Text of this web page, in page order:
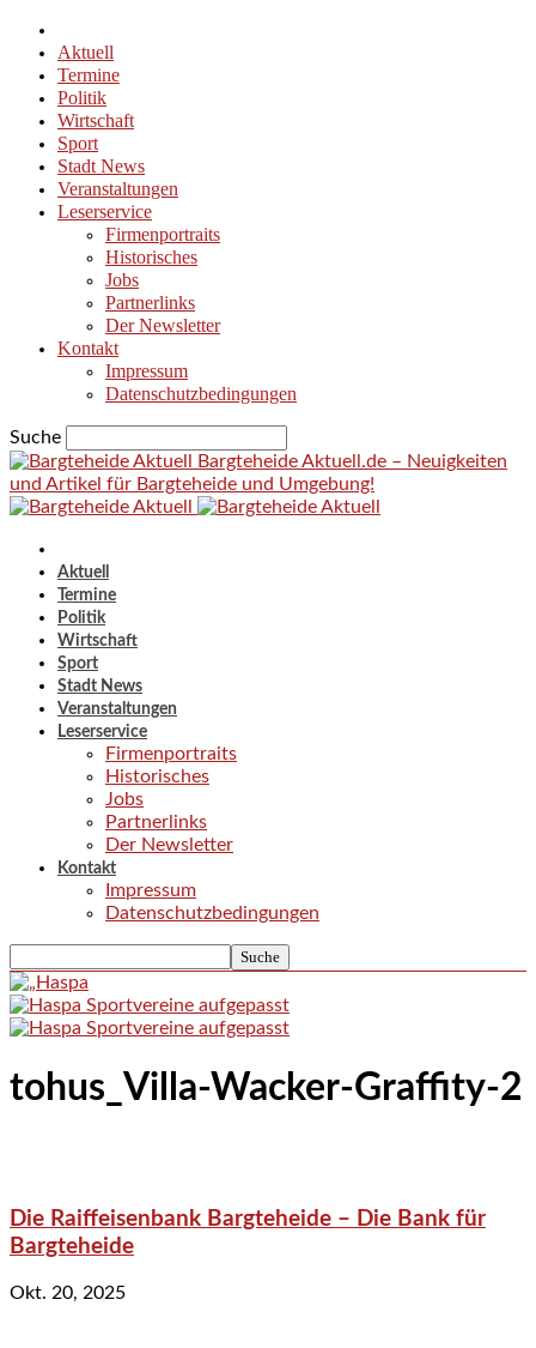
Aktuell
Termine
Politik
Wirtschaft
Sport
Stadt News
Veranstaltungen
Leserservice
Firmenportraits
Historisches
Jobs
Partnerlinks
Der Newsletter
Kontakt
Impressum
Datenschutzbedingungen
Suche
Bargteheide Aktuell.de – Neuigkeiten
und Artikel für Bargteheide und Umgebung!
Aktuell
Termine
Politik
Wirtschaft
Sport
Stadt News
Veranstaltungen
Leserservice
Firmenportraits
Historisches
Jobs
Partnerlinks
Der Newsletter
Kontakt
Impressum
Datenschutzbedingungen
tohus_Villa-Wacker-Graffity-2
Die Raiffeisenbank Bargteheide – Die Bank für
Bargteheide
Okt. 20, 2025